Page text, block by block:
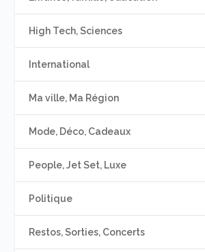
High Tech, Sciences
International
Ma ville, Ma Région
Mode, Déco, Cadeaux
People, Jet Set, Luxe
Politique
Restos, Sorties, Concerts